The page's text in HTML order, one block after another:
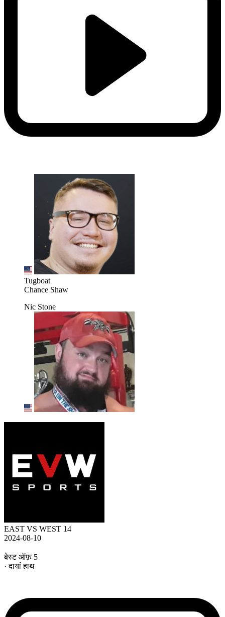
Tugboat
Chance Shaw
Nic Stone
EAST VS WEST 14
2024-08-10
बेस्ट ऑफ़ 5
· दायां हाथ